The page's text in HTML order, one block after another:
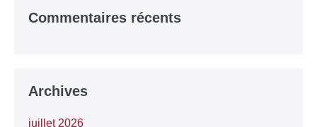
Commentaires récents
Archives
juillet 2026